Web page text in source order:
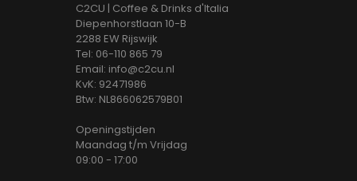
C2CU | Coffee & Drinks d'Italia
Diepenhorstlaan 10-B
2288 EW Rijswijk
Tel: 06-110 865 79
Email: info@c2cu.nl
KvK: 92471986
Btw: NL866062579B01
Openingstijden
Maandag t/m Vrijdag
09:00 - 17:00